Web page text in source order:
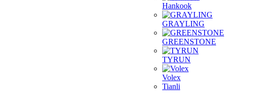
Hankook
GRAYLING
GREENSTONE
TYRUN
Volex
Tianli